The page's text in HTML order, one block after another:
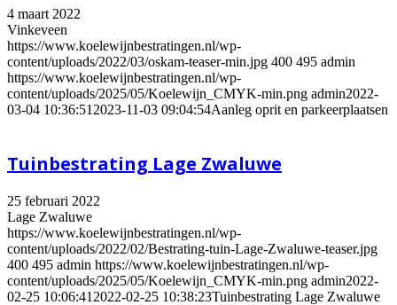
4 maart 2022
Vinkeveen
https://www.koelewijnbestratingen.nl/wp-
content/uploads/2022/03/oskam-teaser-min.jpg 400 495 admin
https://www.koelewijnbestratingen.nl/wp-
content/uploads/2025/05/Koelewijn_CMYK-min.png admin2022-
03-04 10:36:51 2023-11-03 09:04:54Aanleg oprit en parkeerplaatsen
Tuinbestrating Lage Zwaluwe
25 februari 2022
Lage Zwaluwe
https://www.koelewijnbestratingen.nl/wp-
content/uploads/2022/02/Bestrating-tuin-Lage-Zwaluwe-teaser.jpg
400 495 admin https://www.koelewijnbestratingen.nl/wp-
content/uploads/2025/05/Koelewijn_CMYK-min.png admin2022-
02-25 10:06:41 2022-02-25 10:38:23Tuinbestrating Lage Zwaluwe